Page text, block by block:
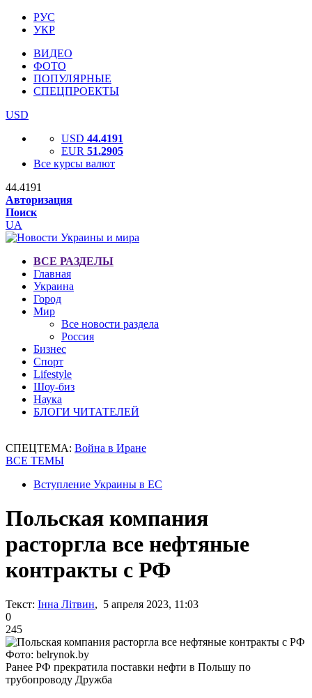
РУС
УКР
ВИДЕО
ФОТО
ПОПУЛЯРНЫЕ
СПЕЦПРОЕКТЫ
USD
USD 44.4191
EUR 51.2905
Все курсы валют
44.4191
Авторизация
Поиск
UA
ВСЕ РАЗДЕЛЫ
Главная
Украина
Город
Мир
Все новости раздела
Россия
Бизнес
Спорт
Lifestyle
Шоу-биз
Наука
БЛОГИ ЧИТАТЕЛЕЙ
СПЕЦТЕМА: Война в Иране
ВСЕ ТЕМЫ
Вступление Украины в ЕС
Польская компания
расторгла все нефтяные
контракты с РФ
Текст: Інна Літвин, 5 апреля 2023, 11:03
0
245
Фото: belrynok.by
Ранее РФ прекратила поставки нефти в Польшу по
трубопроводу Дружба